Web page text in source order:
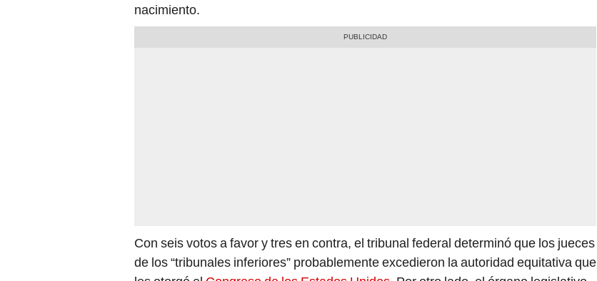
nacimiento.
Con seis votos a favor y tres en contra, el tribunal federal determinó que los jueces
de los “tribunales inferiores” probablemente excedieron la autoridad equitativa que